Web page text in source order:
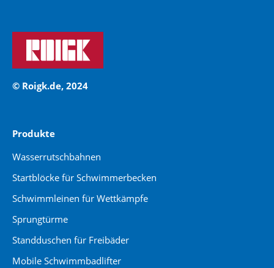
© Roigk.de, 2024
Produkte
Wasserrutschbahnen
Startblöcke für Schwimmerbecken
Schwimmleinen für Wettkämpfe
Sprungtürme
Standduschen für Freibäder
Mobile Schwimmbadlifter